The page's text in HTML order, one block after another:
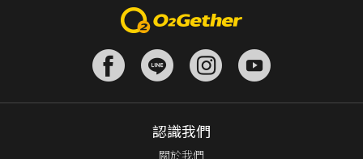
認識我們
關於我們